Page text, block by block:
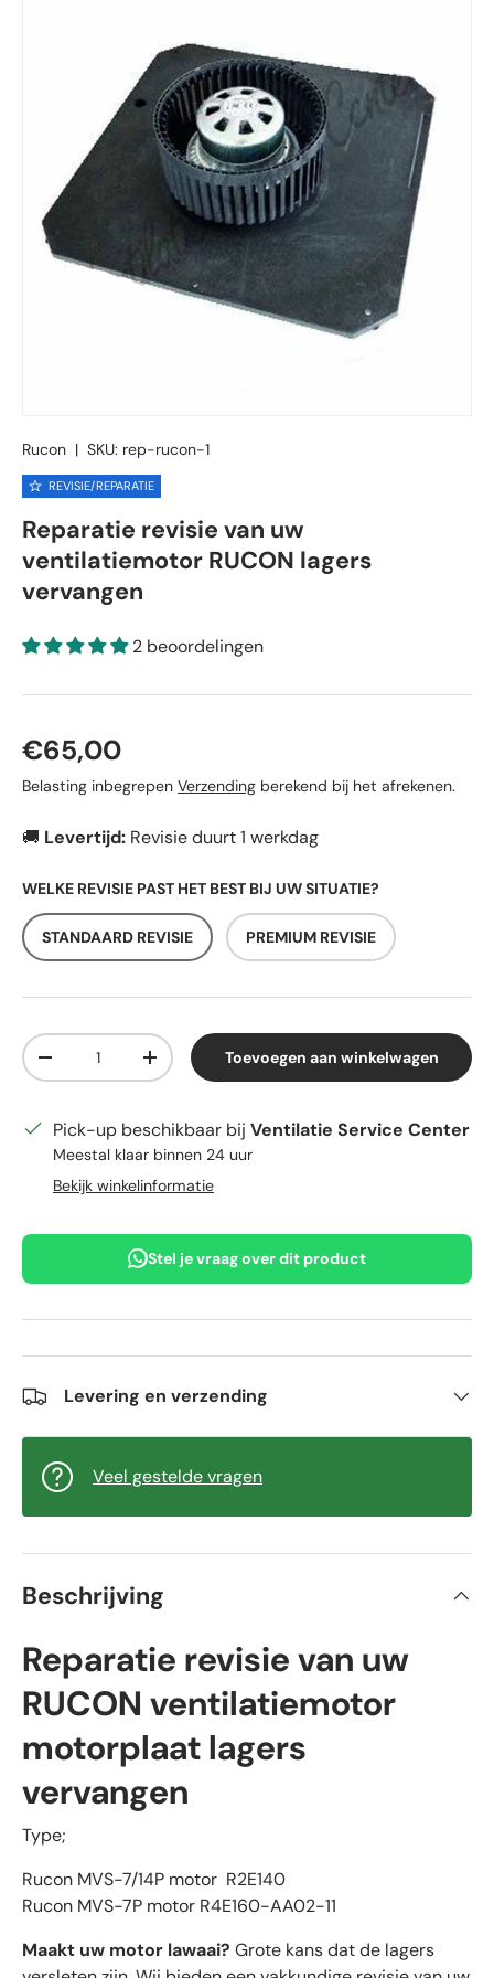
Rucon | SKU: rep-rucon-1
REVISIE/REPARATIE
Reparatie revisie van uw
ventilatiemotor RUCON lagers
vervangen
2 beoordelingen
Reguliere prijs
€65,00
Belasting inbegrepen Verzending berekend bij het afrekenen.
🚚 Levertijd: Revisie duurt 1 werkdag
WELKE REVISIE PAST HET BEST BIJ UW SITUATIE?
STANDAARD REVISIE PREMIUM REVISIE
Aantal
Verlaag de hoeveelheidVerhoog de hoeveelheid
Toevoegen aan winkelwagen
Pick-up beschikbaar bij Ventilatie Service Center
Meestal klaar binnen 24 uur
Bekijk winkelinformatie
Stel je vraag over dit product
Levering en verzending
Veel gestelde vragen
Beschrijving
Reparatie revisie van uw
RUCON ventilatiemotor
motorplaat lagers
vervangen
Type;
Rucon MVS-7/14P motor R2E140
Rucon MVS-7P motor R4E160-AA02-11
Maakt uw motor lawaai? Grote kans dat de lagers